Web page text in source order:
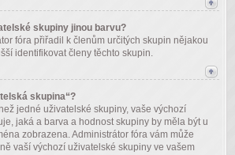
skupiny jinou barvu?
fóra přiřadil k členům určitých skupin nějakou
identifikovat členy těchto skupin.
skupina“?
jedné uživatelské skupiny, vaše výchozí
jaká a barva a hodnost skupiny by měla být u
zobrazena. Administrátor fóra vám může
vaší výchozí uživatelské skupiny ve vašem